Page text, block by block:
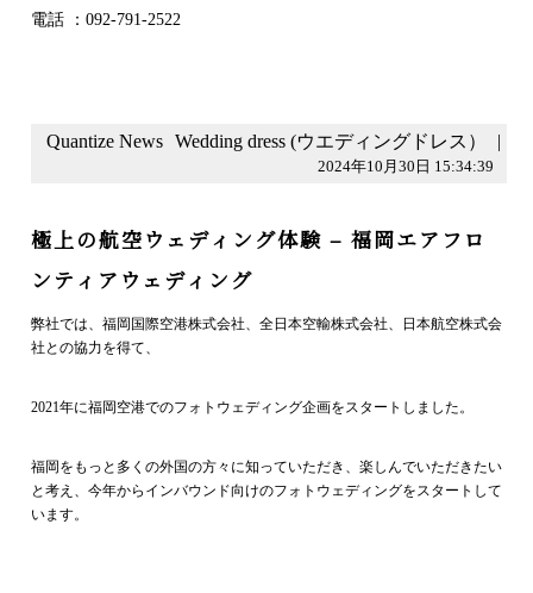
電話 ：092-791-2522
Quantize News Wedding dress (ウエディングドレス） |
2024年10月30日 15:34:39
極上の航空ウェディング体験 – 福岡エアフロ
ンティアウェディング
弊社では、福岡国際空港株式会社、全日本空輸株式会社、日本航空株式会
社との協力を得て、
2021年に福岡空港でのフォトウェディング企画をスタートしました。
福岡をもっと多くの外国の方々に知っていただき、楽しんでいただきたい
と考え、今年からインバウンド向けのフォトウェディングをスタートして
います。